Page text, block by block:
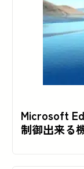
Microsoft
制御出来る